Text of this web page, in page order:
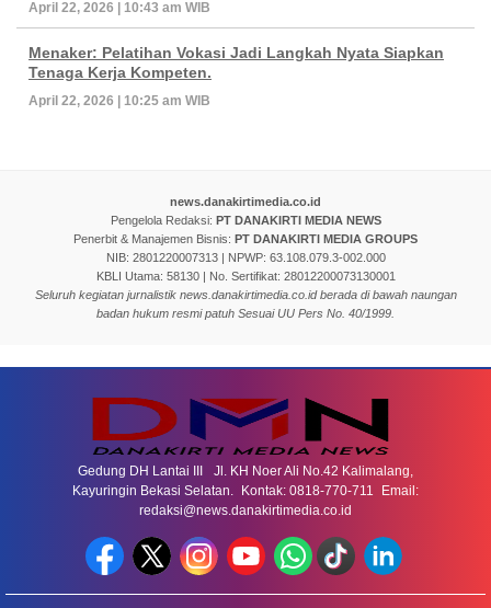
April 22, 2026 | 10:43 am WIB
Menaker: Pelatihan Vokasi Jadi Langkah Nyata Siapkan
Tenaga Kerja Kompeten.
April 22, 2026 | 10:25 am WIB
news.danakirtimedia.co.id
Pengelola Redaksi: PT DANAKIRTI MEDIA NEWS
Penerbit & Manajemen Bisnis: PT DANAKIRTI MEDIA GROUPS
NIB: 2801220007313 | NPWP: 63.108.079.3-002.000
KBLI Utama: 58130 | No. Sertifikat: 28012200073130001
Seluruh kegiatan jurnalistik news.danakirtimedia.co.id berada di bawah naungan
badan hukum resmi patuh Sesuai UU Pers No. 40/1999.
Gedung DH Lantai III Jl. KH Noer Ali No.42 Kalimalang,
Kayuringin Bekasi Selatan. Kontak: 0818-770-711 Email:
redaksi@news.danakirtimedia.co.id